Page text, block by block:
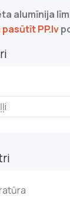
alumīnija
PP.lv